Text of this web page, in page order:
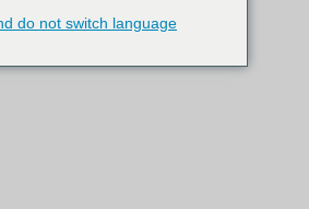
do not switch language